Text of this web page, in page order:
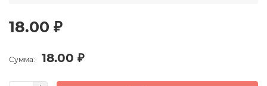
18.00 ₽
Сумма: 18.00 ₽